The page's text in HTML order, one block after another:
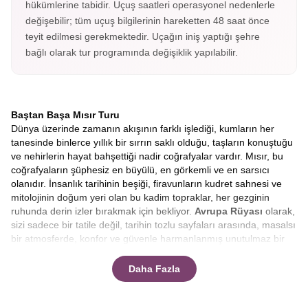
hükümlerine tabidir. Uçuş saatleri operasyonel nedenlerle
değişebilir; tüm uçuş bilgilerinin hareketten 48 saat önce
teyit edilmesi gerekmektedir. Uçağın iniş yaptığı şehre
bağlı olarak tur programında değişiklik yapılabilir.
Baştan Başa Mısır Turu
Dünya üzerinde zamanın akışının farklı işlediği, kumların her
tanesinde binlerce yıllık bir sırrın saklı olduğu, taşların konuştuğu
ve nehirlerin hayat bahşettiği nadir coğrafyalar vardır. Mısır, bu
coğrafyaların şüphesiz en büyülü, en görkemli ve en sarsıcı
olanıdır. İnsanlık tarihinin beşiği, firavunların kudret sahnesi ve
mitolojinin doğum yeri olan bu kadim topraklar, her gezginin
ruhunda derin izler bırakmak için bekliyor. Avrupa Rüyası olarak,
sizi sadece bir tatile değil, tarihin tozlu sayfaları arasında, masalsı
bir atmosferde, konfor ve güvenle harmanlanmış unutulmaz bir
rotamızla, bu eşsiz serüvende yerinizi almaya hazır mısınız?
Bu yolculuk, sadece coğrafi bir yer değiştirme değil, aynı
Daha Fazla